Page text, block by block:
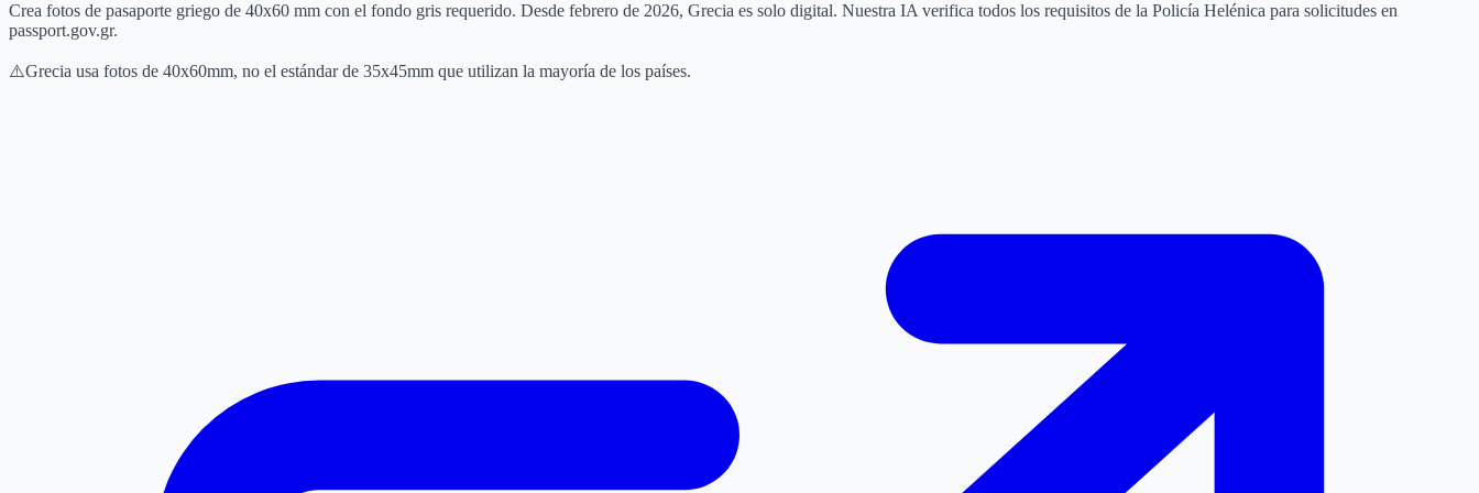
Crea fotos de pasaporte griego de 40x60 mm con el fondo gris requerido. Desde febrero de 2026, Grecia es solo digital. Nuestra IA verifica todos los requisitos de la Policía Helénica para solicitudes en
passport.gov.gr.
⚠️Grecia usa fotos de 40x60mm, no el estándar de 35x45mm que utilizan la mayoría de los países.